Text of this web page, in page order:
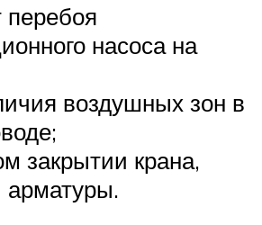
насоса на
воздушных зон в
закрытии крана,
арматуры.